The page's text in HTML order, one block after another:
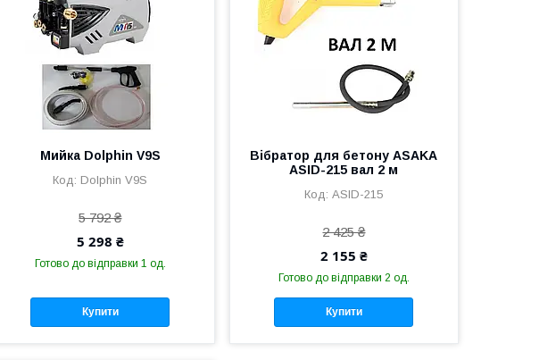
Мийка Dolphin V9S
Dolphin V9S
5 792 ₴
5 298 ₴
Готово до відправки 1 од.
Купити
Вібратор для бетону ASAKA
ASID-215 вал 2 м
ASID-215
2 425 ₴
2 155 ₴
Готово до відправки 2 од.
Купити